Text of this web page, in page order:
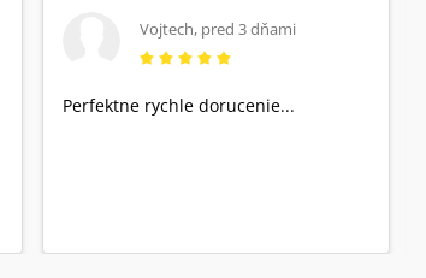
Vojtech, pred 3 dňami
Perfektne rychle dorucenie...